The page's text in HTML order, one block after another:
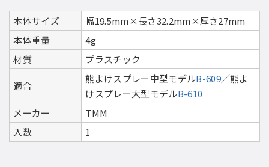
本体サイズ
幅19.5mm×長さ32.2mm×厚さ27mm
本体重量
4g
材質
プラスチック
適合
熊よけスプレー中型モデルB-609／熊よ
けスプレー大型モデルB-610
メーカー
TMM
入数
1